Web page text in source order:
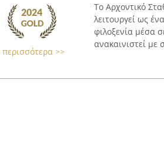
περισσότερα >>
Το Αρχοντικό
λειτουργεί ως
φιλοξενία μέσα
ανακαινιστεί με